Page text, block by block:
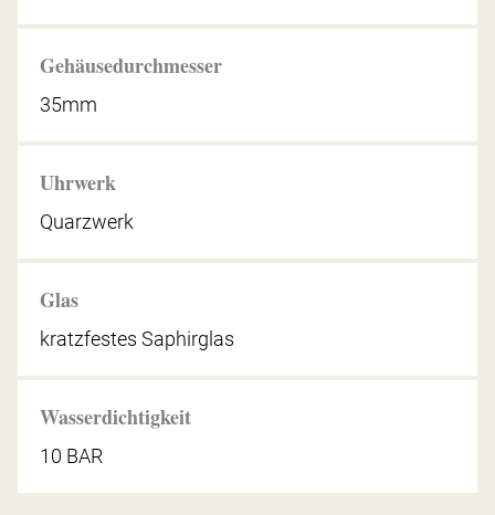
Gehäusedurchmesser
35mm
Uhrwerk
Quarzwerk
Glas
kratzfestes Saphirglas
Wasserdichtigkeit
10 BAR